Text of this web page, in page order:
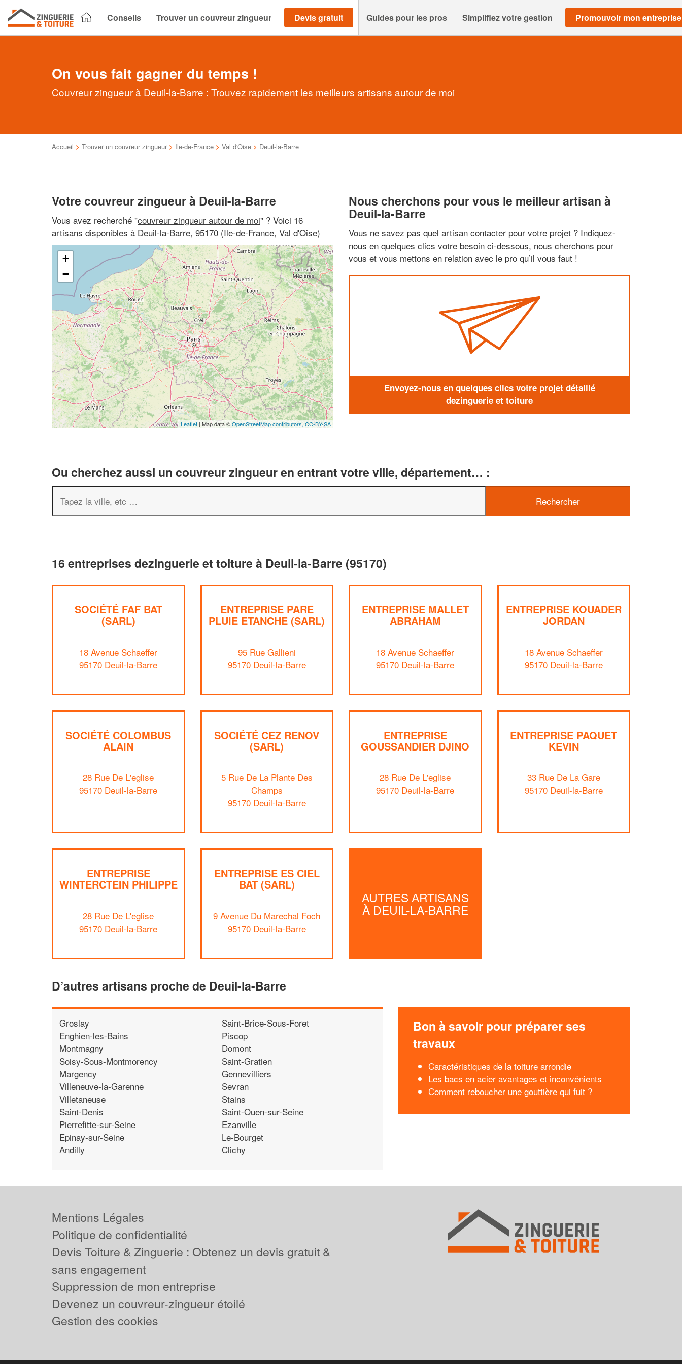
Conseils Trouver un couvreur zingueur Devis gratuit Guides pour les pros Simplifiez votre gestion Promouvoir mon entreprise
On vous fait gagner du temps !
Couvreur zingueur à Deuil-la-Barre : Trouvez rapidement les meilleurs artisans autour de moi
Accueil > Trouver un couvreur zingueur > Ile-de-France > Val d'Oise > Deuil-la-Barre
Votre couvreur zingueur à Deuil-la-Barre
Vous avez recherché "couvreur zingueur autour de moi" ? Voici 16
artisans disponibles à Deuil-la-Barre, 95170 (Ile-de-France, Val d'Oise)
+
−
Leaflet | Map data ©OpenStreetMap contributors, CC-BY-SA
Nous cherchons pour vous le meilleur artisan à
Deuil-la-Barre
Vous ne savez pas quel artisan contacter pour votre projet ? Indiquez-
nous en quelques clics votre besoin ci-dessous, nous cherchons pour
vous et vous mettons en relation avec le pro qu’il vous faut !
Envoyez-nous en quelques clics votre projet détaillé
dezinguerie et toiture
Ou cherchez aussi un couvreur zingueur en entrant votre ville, département… :
16 entreprises dezinguerie et toiture à Deuil-la-Barre (95170)
SOCIÉTÉ FAF BAT
(SARL)
18 Avenue Schaeffer
95170 Deuil-la-Barre
ENTREPRISE PARE
PLUIE ETANCHE (SARL)
95 Rue Gallieni
95170 Deuil-la-Barre
ENTREPRISE MALLET
ABRAHAM
18 Avenue Schaeffer
95170 Deuil-la-Barre
ENTREPRISE KOUADER
JORDAN
18 Avenue Schaeffer
95170 Deuil-la-Barre
SOCIÉTÉ COLOMBUS
ALAIN
28 Rue De L'eglise
95170 Deuil-la-Barre
SOCIÉTÉ CEZ RENOV
(SARL)
5 Rue De La Plante Des
Champs
95170 Deuil-la-Barre
ENTREPRISE
GOUSSANDIER DJINO
28 Rue De L'eglise
95170 Deuil-la-Barre
ENTREPRISE PAQUET
KEVIN
33 Rue De La Gare
95170 Deuil-la-Barre
ENTREPRISE
WINTERCTEIN PHILIPPE
28 Rue De L'eglise
95170 Deuil-la-Barre
ENTREPRISE ES CIEL
BAT (SARL)
9 Avenue Du Marechal Foch
95170 Deuil-la-Barre
AUTRES ARTISANS
À DEUIL-LA-BARRE
D’autres artisans proche de Deuil-la-Barre
Groslay
Enghien-les-Bains
Montmagny
Soisy-Sous-Montmorency
Margency
Villeneuve-la-Garenne
Villetaneuse
Saint-Denis
Pierrefitte-sur-Seine
Epinay-sur-Seine
Andilly
Saint-Brice-Sous-Foret
Piscop
Domont
Saint-Gratien
Gennevilliers
Sevran
Stains
Saint-Ouen-sur-Seine
Ezanville
Le-Bourget
Clichy
Bon à savoir pour préparer ses
travaux
Caractéristiques de la toiture arrondie
Les bacs en acier avantages et inconvénients
Comment reboucher une gouttière qui fuit ?
Vous êtes un
professionnel ?
nouveaux clients!
En savoir plus
Mentions Légales
Politique de confidentialité
Devis Toiture & Zinguerie : Obtenez un devis gratuit &
sans engagement
Suppression de mon entreprise
Devenez un couvreur-zingueur étoilé
Gestion des cookies